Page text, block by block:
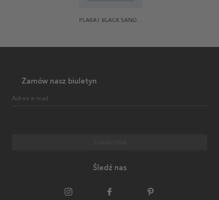
PLAKAT BLACK SAND BEACH
Zamów nasz biuletyn
Adres e-mail
Śledź nas